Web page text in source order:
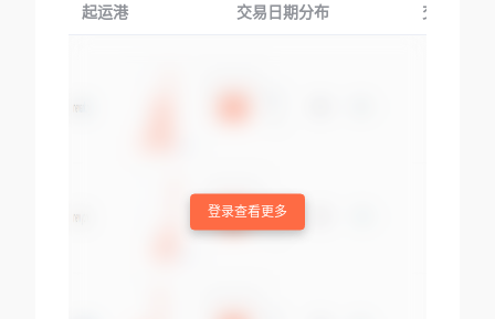
起运港 交易日期分布 交易产品
登录查看更多